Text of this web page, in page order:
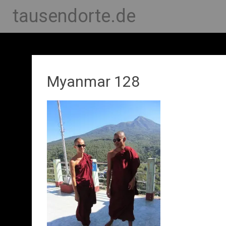
tausendorte.de
Myanmar 128